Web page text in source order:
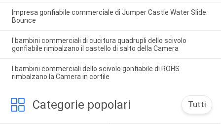
Impresa gonfiabile commerciale di Jumper Castle Water Slide
Bounce
I bambini commerciali di cucitura quadrupli dello scivolo
gonfiabile rimbalzano il castello di salto della Camera
I bambini commerciali dello scivolo gonfiabile di ROHS
rimbalzano la Camera in cortile
Categorie popolari Tutti